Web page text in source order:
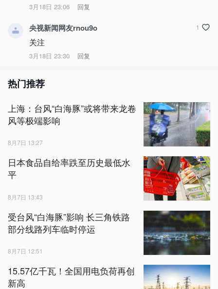
3月18日 23:06 回复
央视新闻网友rnou9o
关注
3月18日 23:30 回复
1
热门推荐
上海：台风“白海豚”或将带来龙卷
风等极端影响
8月7日 13:27
日本食品自给率跌至历史最低水
平
8月7日 13:43
受台风“白海豚”影响 长三角铁路
部分线路列车临时停运
8月7日 12:51
15.57亿千瓦！全国用电负荷再创
新高